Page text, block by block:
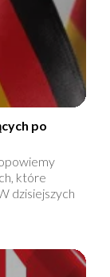
po
które
dzisiejszych